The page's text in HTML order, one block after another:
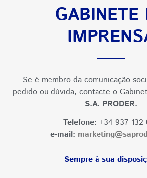
GABINETE
Se é membro da comunicação
pedido ou dúvida, contacte o
S.A. PRODER.
Telefone: +34 937 132
e-mail:
Sempre à sua